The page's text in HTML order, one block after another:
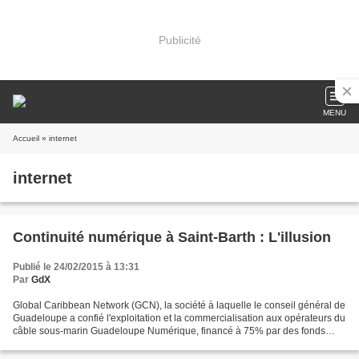
Publicité
MENU
Accueil » internet
internet
Continuité numérique à Saint-Barth : L'illusion
Publié le 24/02/2015 à 13:31
Par GdX
Global Caribbean Network (GCN), la société à laquelle le conseil général de
Guadeloupe a confié l'exploitation et la commercialisation aux opérateurs du
câble sous-marin Guadeloupe Numérique, financé à 75% par des fonds